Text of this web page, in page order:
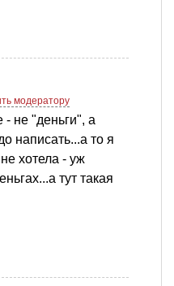
модератору
- не "деньги", а
написать...а то я
хотела - уж
тут такая